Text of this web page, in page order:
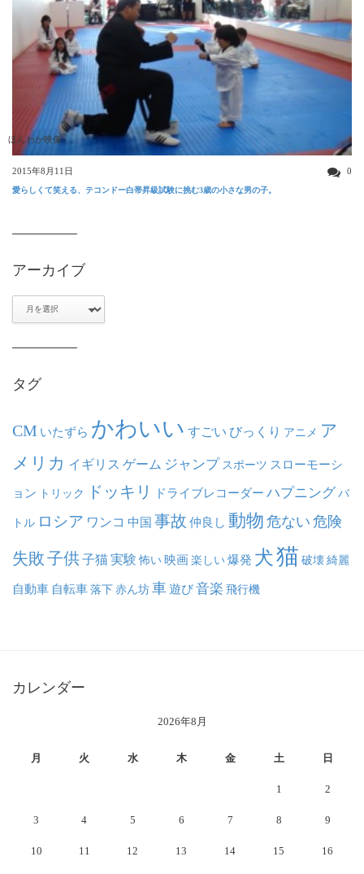
ほんわか映像
2015年8月11日 0
愛らしくて笑える、テコンドー白帯昇級試験に挑む3歳の小さな男の子。
アーカイブ
タグ
CM いたずら かわいい すごい びっくり アニメ ア
メリカ イギリス ゲーム ジャンプ スポーツ スローモーシ
ョン トリック ドッキリ ドライブレコーダー ハプニング バ
トル ロシア ワンコ 中国 事故 仲良し 動物 危ない 危険
失敗子供子猫実験 怖い映画楽しい爆発 犬猫 破壊綺麗
自動車 自転車落下赤ん坊車遊び音楽 飛行機
カレンダー
2026年8月
月 火 水 木 金 土 日
1 2
3 4 5 6 7 8 9
10 11 12 13 14 15 16